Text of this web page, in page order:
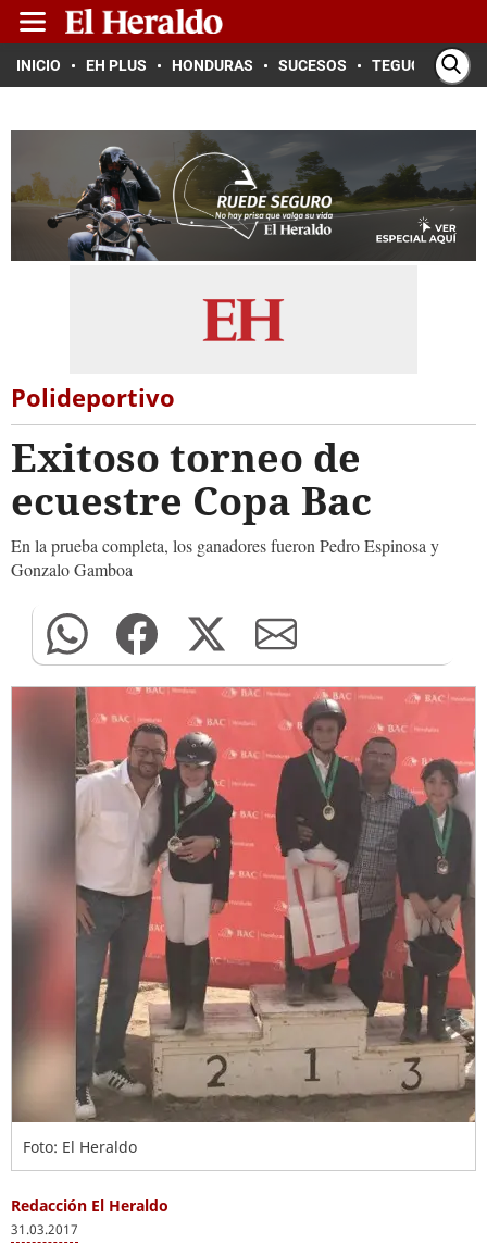
INICIO EH PLUS HONDURAS SUCESOS TEGUCIGALPA
Polideportivo
Exitoso torneo de
ecuestre Copa Bac
En la prueba completa, los ganadores fueron Pedro Espinosa y
Gonzalo Gamboa
Foto: El Heraldo
Redacción El Heraldo
31.03.2017